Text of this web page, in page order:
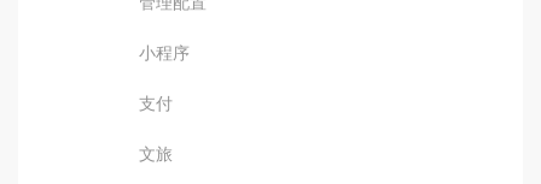
小程序
支付
文旅